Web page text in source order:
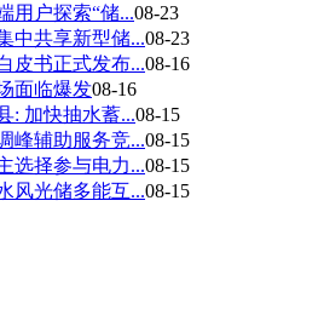
用户探索“储...08-23
中共享新型储...08-23
皮书正式发布...08-16
面临爆发08-16
: 加快抽水蓄...08-15
峰辅助服务竞...08-15
选择参与电力...08-15
风光储多能互...08-15